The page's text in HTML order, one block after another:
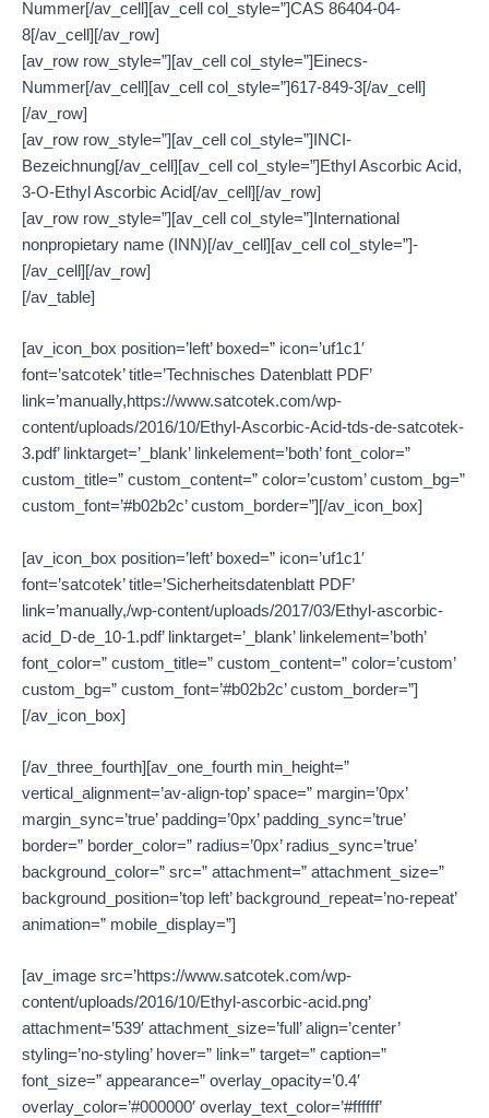
Nummer[/av_cell][av_cell col_style=”]CAS 86404-04-
8[/av_cell][/av_row]
[av_row row_style=”][av_cell col_style=”]Einecs-
Nummer[/av_cell][av_cell col_style=”]617-849-3[/av_cell]
[/av_row]
[av_row row_style=”][av_cell col_style=”]INCI-
Bezeichnung[/av_cell][av_cell col_style=”]Ethyl Ascorbic Acid,
3-O-Ethyl Ascorbic Acid[/av_cell][/av_row]
[av_row row_style=”][av_cell col_style=”]International
nonpropietary name (INN)[/av_cell][av_cell col_style=”]-
[/av_cell][/av_row]
[/av_table]
[av_icon_box position=’left’ boxed=” icon=’uf1c1′
font=’satcotek’ title=’Technisches Datenblatt PDF’
link=’manually,https://www.satcotek.com/wp-
content/uploads/2016/10/Ethyl-Ascorbic-Acid-tds-de-satcotek-
3.pdf’ linktarget=’_blank’ linkelement=’both’ font_color=”
custom_title=” custom_content=” color=’custom’ custom_bg=”
custom_font=’#b02b2c’ custom_border=”][/av_icon_box]
[av_icon_box position=’left’ boxed=” icon=’uf1c1′
font=’satcotek’ title=’Sicherheitsdatenblatt PDF’
link=’manually,/wp-content/uploads/2017/03/Ethyl-ascorbic-
acid_D-de_10-1.pdf’ linktarget=’_blank’ linkelement=’both’
font_color=” custom_title=” custom_content=” color=’custom’
custom_bg=” custom_font=’#b02b2c’ custom_border=”]
[/av_icon_box]
[/av_three_fourth][av_one_fourth min_height=”
vertical_alignment=’av-align-top’ space=” margin=’0px’
margin_sync=’true’ padding=’0px’ padding_sync=’true’
border=” border_color=” radius=’0px’ radius_sync=’true’
background_color=” src=” attachment=” attachment_size=”
background_position=’top left’ background_repeat=’no-repeat’
animation=” mobile_display=”]
[av_image src=’https://www.satcotek.com/wp-
content/uploads/2016/10/Ethyl-ascorbic-acid.png’
attachment=’539′ attachment_size=’full’ align=’center’
styling=’no-styling’ hover=” link=” target=” caption=”
font_size=” appearance=” overlay_opacity=’0.4′
overlay_color=’#000000′ overlay_text_color=’#ffffff’